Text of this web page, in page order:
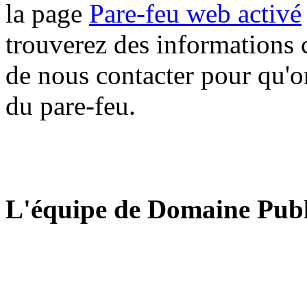
la page Pare-feu web activé
trouverez des informations
de nous contacter pour
du pare-feu.
L'équipe de Domaine